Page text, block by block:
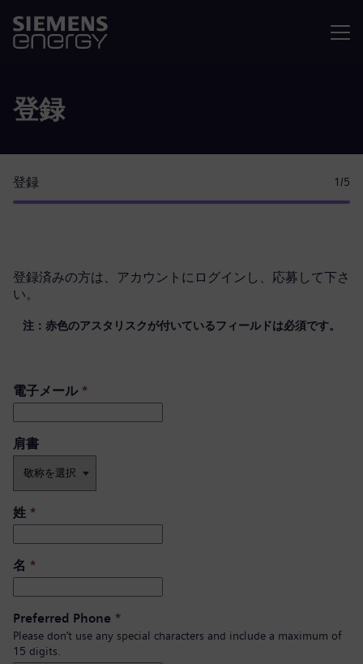
登録
登録 1 /5
登録済みの方は、 アカウントにログイン し、応募して下さ
い。
注：赤色のアスタリスクが付いているフィールドは必須です。
電子メール*
肩書 ​
姓 *
名 *
Preferred Phone *
Please don’t use any special characters and include a maximum of
15 digits.